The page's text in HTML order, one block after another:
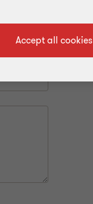
Accept all cookies